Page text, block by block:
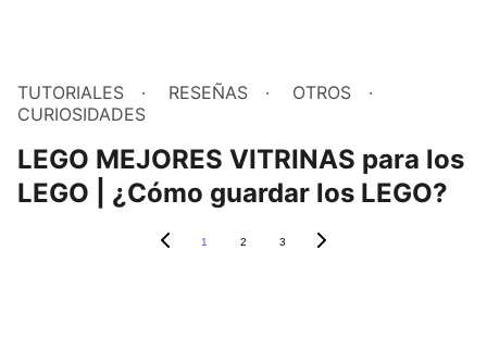
TUTORIALES RESEÑAS
OTROS
CURIOSIDADES
LEGO MEJORES VITRINAS para los
LEGO | ¿Cómo guardar los LEGO?
1 2 3